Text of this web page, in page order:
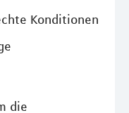
Konditionen
die